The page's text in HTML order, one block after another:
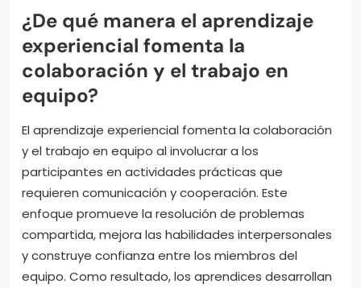
¿De qué manera el aprendizaje
experiencial fomenta la
colaboración y el trabajo en
equipo?
El aprendizaje experiencial fomenta la colaboración
y el trabajo en equipo al involucrar a los
participantes en actividades prácticas que
requieren comunicación y cooperación. Este
enfoque promueve la resolución de problemas
compartida, mejora las habilidades interpersonales
y construye confianza entre los miembros del
equipo. Como resultado, los aprendices desarrollan